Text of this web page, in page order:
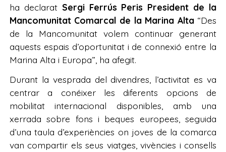
ha declaratSergi Ferrús Peris President de la
Mancomunitat Comarcal de la Marina Alta “Des
de la Mancomunitat volem continuar generant
aquests espais d’oportunitat i de connexió entre la
Marina Alta i Europa”, ha afegit.
Durant la vesprada del divendres, l’activitat es va
centrar a conéixer les diferents opcions de
mobilitat internacional disponibles, amb una
xerrada sobre fons i beques europees, seguida
d’una taula d’experiències on joves de la comarca
van compartir els seus viatges, vivències i consells